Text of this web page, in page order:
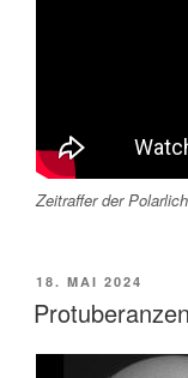
Zeitraffer der
VERÖFFENTLICHT
AM
18. MAI 2024